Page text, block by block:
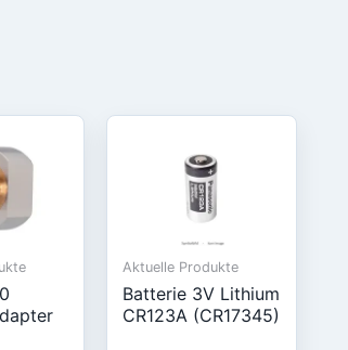
Aktuelle Produkte
Batterie 3V Lithium
CR123A (CR17345)